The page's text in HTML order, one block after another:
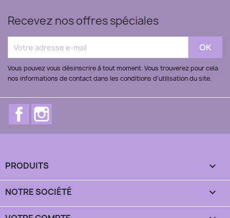
Recevez nos offres spéciales
Vous pouvez vous désinscrire à tout moment. Vous trouverez pour cela
nos informations de contact dans les conditions d'utilisation du site.
Facebook
PRODUITS 
NOTRE SOCIÉTÉ 